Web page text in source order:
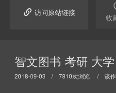
 访问原站链接
收
智文图书 考研 大
2018-09-03 / 7810次浏览 / 该作